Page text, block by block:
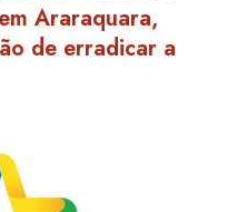
Araraquara,
de erradicar a